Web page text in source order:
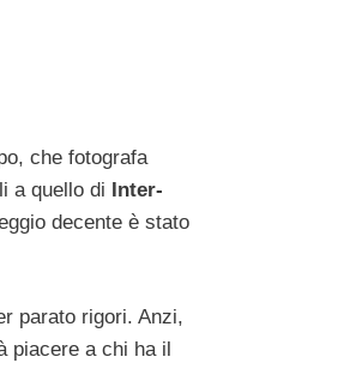
che fotografa
a quello di Inter-
decente è stato
parato rigori. Anzi,
piacere a chi ha il